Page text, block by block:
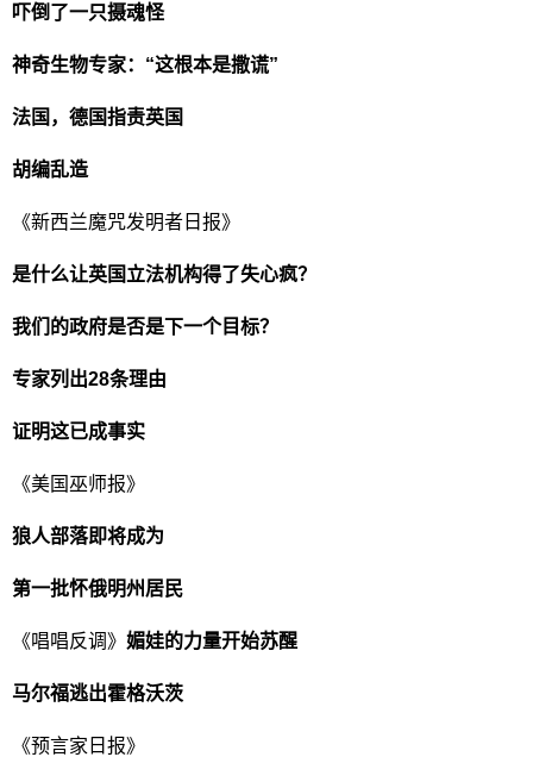
吓倒了一只摄魂怪
神奇生物专家：“这根本是撒谎”
法国，德国指责英国
胡编乱造
《新西兰魔咒发明者日报》
是什么让英国立法机构得了失心疯？
我们的政府是否是下一个目标？
专家列出28条理由
证明这已成事实
《美国巫师报》
狼人部落即将成为
第一批怀俄明州居民
《唱唱反调》 媚娃的力量开始苏醒
马尔福逃出霍格沃茨
《预言家日报》